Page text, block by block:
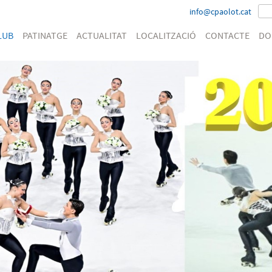
info@cpaolot.cat
PATINATGE ACTUALITAT LOCALITZACIÓ CONTACTE